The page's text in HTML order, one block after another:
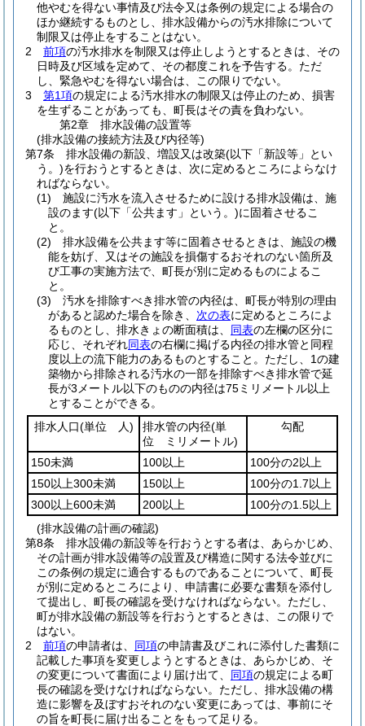
他やむを得ない事情及び法令又は条例の規定による場合の
ほか継続するものとし、排水設備からの汚水排除について
制限又は停止をすることはない。
2
前項の汚水排水を制限又は停止しようとするときは、その
日時及び区域を定めて、その都度これを予告する。 ただ
し、緊急やむを得ない場合は、この限りでない。
3
第1項の規定による汚水排水の制限又は停止のため、損害
を生ずることがあっても、町長はその責を負わない。
第2章
排水設備の設置等
(排水設備の接続方法及び内径等)
第7条
排水設備の新設、増設又は改築(以下「新設等」とい
う。)を行おうとするときは、次に定めるところによらなけ
ればならない。
(1)
施設に汚水を流入させるために設ける排水設備は、施
設のます(以下「公共ます」という。)に固着させるこ
と。
(2)
排水設備を公共ます等に固着させるときは、施設の機
能を妨げ、又はその施設を損傷するおそれのない箇所及
び工事の実施方法で、町長が別に定めるものによるこ
と。
(3)
汚水を排除すべき排水管の内径は、町長が特別の理由
があると認めた場合を除き、 次の表に定めるところによ
るものとし、排水きょの断面積は、 同表の左欄の区分に
応じ、それぞれ同表の右欄に掲げる内径の排水管と同程
度以上の流下能力のあるものとすること。 ただし、1の建
築物から排除される汚水の一部を排除すべき排水管で延
長が3メートル以下のものの内径は75ミリメートル以上
とすることができる。
排水人口(単位 人) 排水管の内径(単
位 ミリメートル)
勾配
150未満 100以上
100分の2以上
150以上300未満
150以上
100分の1.7以上
300以上600未満
200以上
100分の1.5以上
(排水設備の計画の確認)
第8条
排水設備の新設等を行おうとする者は、あらかじめ、
その計画が排水設備等の設置及び構造に関する法令並びに
この条例の規定に適合するものであることについて、町長
が別に定めるところにより、申請書に必要な書類を添付し
て提出し、町長の確認を受けなければならない。 ただし、
町が排水設備の新設等を行おうとするときは、この限りで
はない。
2
前項の申請者は、 同項の申請書及びこれに添付した書類に
記載した事項を変更しようとするときは、あらかじめ、そ
の変更について書面により届け出て、 同項の規定による町
長の確認を受けなければならない。 ただし、排水設備の構
造に影響を及ぼすおそれのない変更にあっては、事前にそ
の旨を町長に届け出ることをもって足りる。